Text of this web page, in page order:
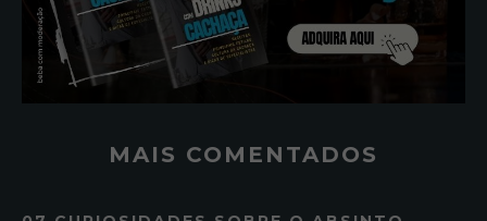
MAIS COMENTADOS